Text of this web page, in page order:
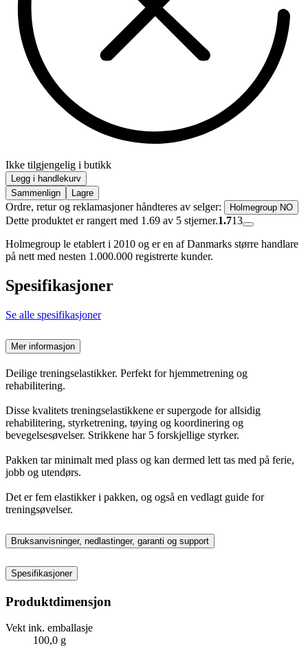
Ikke tilgjengelig i butikk
Legg i handlekurv
Sammenlign
Lagre
Ordre, retur og reklamasjoner håndteres av selger: Holmegroup NO
Dette produktet er rangert med 1.69 av 5 stjerner.1.713
Holmegroup le etablert i 2010 og er en af Danmarks større handlare
på nett med nesten 1.000.000 registrerte kunder.
Spesifikasjoner
Se alle spesifikasjoner
Mer informasjon
Deilige treningselastikker. Perfekt for hjemmetrening og
rehabilitering.
Disse kvalitets treningselastikkene er supergode for allsidig
rehabilitering, styrketrening, tøying og koordinering og
bevegelsesøvelser. Strikkene har 5 forskjellige styrker.
Pakken tar minimalt med plass og kan dermed lett tas med på ferie,
jobb og utendørs.
Det er fem elastikker i pakken, og også en vedlagt guide for
treningsøvelser.
Bruksanvisninger, nedlastinger, garanti og support
Spesifikasjoner
Produktdimensjon
Vekt ink. emballasje
100,0 g